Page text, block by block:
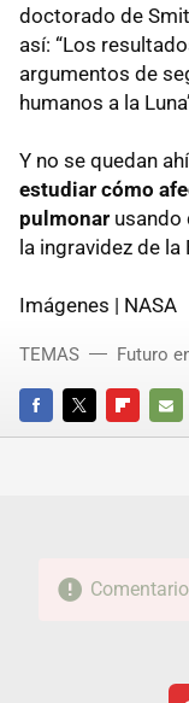
doctorado de
así: “Los
argumentos de
humanos a la
Y no se quedan
estudiar cómo
pulmonar
la ingravidez de
Imágenes | NASA
FACEBOOKTWITTERFLIPBOARD
E-
TEMAS Futuro